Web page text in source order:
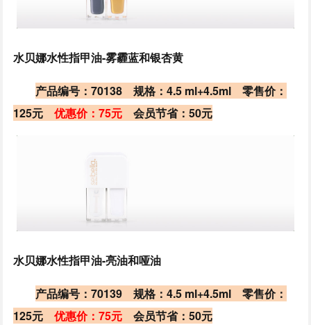
水贝娜水性指甲油-雾霾蓝和银杏黄
产品编号：70138 规格：4.5 ml+4.5ml 零售价：
125元优惠价：75元 会员节省：50元
水贝娜水性指甲油-亮油和哑油
产品编号：70139 规格：4.5 ml+4.5ml 零售价：
125元优惠价：75元 会员节省：50元